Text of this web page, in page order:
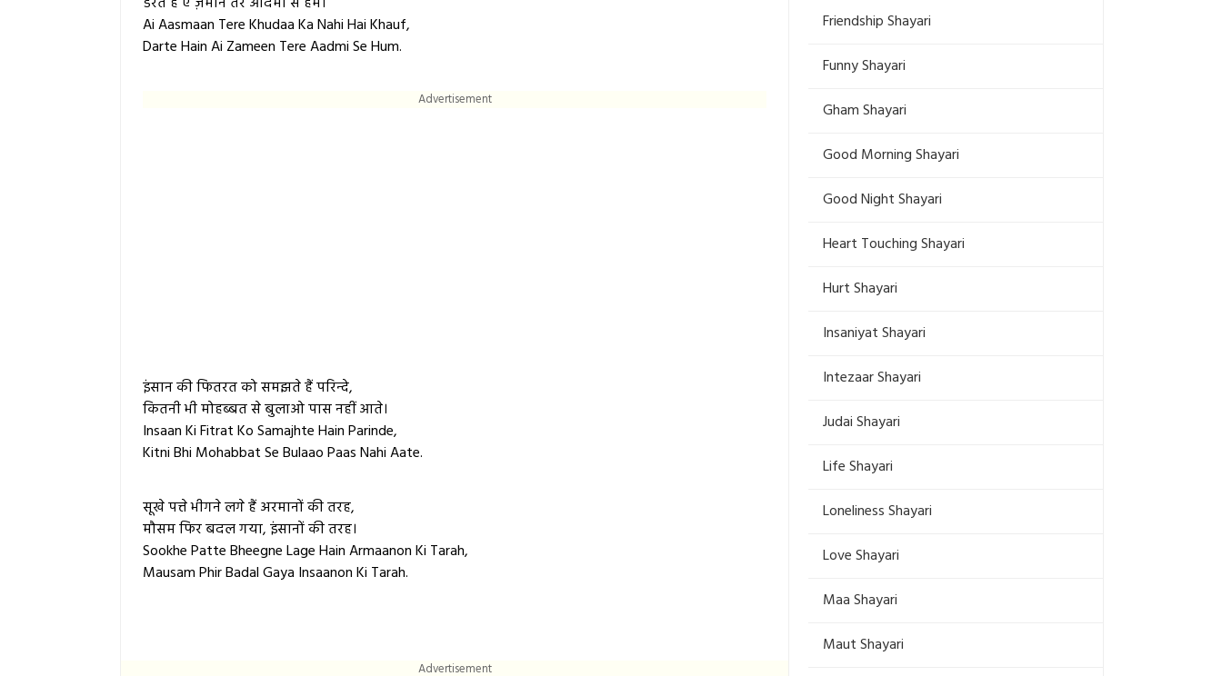
Ai Aasmaan Tere Khudaa Ka Nahi Hai Khauf,
Darte Hain Ai Zameen Tere Aadmi Se Hum.
Advertisement
इंसान की फितरत को समझते हैं परिन्दे,
कितनी भी मोहब्बत से बुलाओ पास नहीं आते।
Insaan Ki Fitrat Ko Samajhte Hain Parinde,
Kitni Bhi Mohabbat Se Bulaao Paas Nahi Aate.
सूखे पत्ते भीगने लगे हैं अरमानों की तरह,
मौसम फिर बदल गया, इंसानों की तरह।
Sookhe Patte Bheegne Lage Hain Armaanon Ki Tarah,
Mausam Phir Badal Gaya Insaanon Ki Tarah.
Advertisement
Friendship Shayari
Funny Shayari
Gham Shayari
Good Morning Shayari
Good Night Shayari
Heart Touching Shayari
Hurt Shayari
Insaniyat Shayari
Intezaar Shayari
Judai Shayari
Life Shayari
Loneliness Shayari
Love Shayari
Maa Shayari
Maut Shayari